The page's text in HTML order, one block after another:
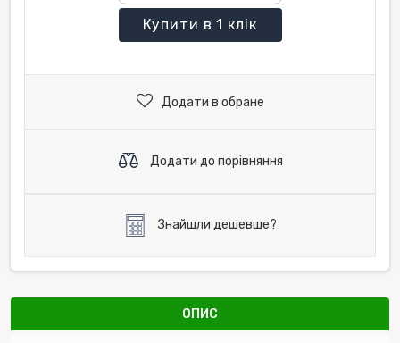
Купити в 1 клік
Додати в обране
Додати до порівняння
Знайшли дешевше?
ОПИС